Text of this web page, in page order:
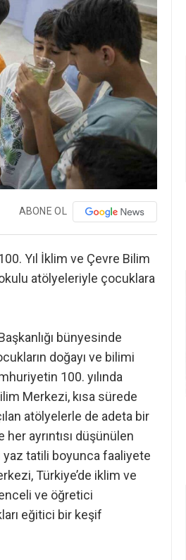
ABONE OL
Yıl İklim ve Çevre Bilim
atölyeleriyle çocuklara
bünyesinde
doğayı ve bilimi
100. yılında
Merkezi, kısa sürede
atölyelerle de adeta bir
ayrıntısı düşünülen
yaz tatili boyunca faaliyete
Türkiye’de iklim ve
ve öğretici
eğitici bir keşif